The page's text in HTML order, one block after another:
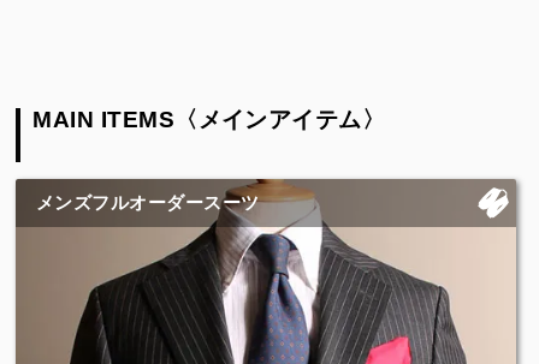
け糸でつなぎ合わせた製作途中の服で、これをお客様に着ていただ
き、くせ取りを行い、見た目と着心地を調整します。イズントはこ
屈身（猫背）、反身、なで肩、いかり肩、おなかの出、はと胸、
スポーツ体型、大きな二の腕や太もも、ふくらはぎの出、骨の突き
フィッターがこれらのお客様固有の体型の特徴を把握し、それらを
反映した型紙を起こしますが、さらに完全なものにするために実際
にこの仮縫い服を身に着けていただき、不自然なしわや着心地の違
和感などをさらに細かく調整します。
デザインが自由なのもフルオーダーの特徴
の型紙に反映させ、一人ひとりの型紙を大切に保管します。それに
【マシンとハンドにより耐久性と見た目のバランスを考慮した縫製
仕様】
イズントのフルオーダーの縫製は、すべて国内縫製で、熟練の縫製
職人により一着一着丁寧に仕上げられています。一部の手縫いを除
き既製服に近い仕立てのマシンメイドにより行います。
イタリアやイギリスのテーラー（仕立て職人）による手作り感あふ
れるフルハンドメイド仕立てではありませんが、マシンメイドなら
ではの仕立ての綺麗さと型崩れしにくく長く使えるマシン縫製を採
用しています。
MAIN ITEMS〈メインアイテム〉
メンズフルオーダースーツ